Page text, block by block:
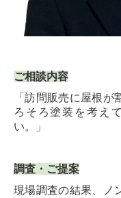
ご相談内容
「訪問販売に屋根
ろそろ塗装を考え
い。」
調査・ご提案
現場調査の結果、ノ